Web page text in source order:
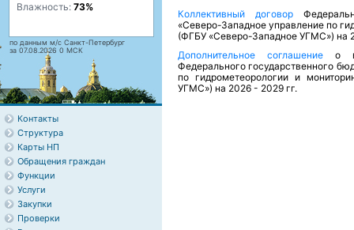
Влажность: 73%
по данным м/с Санкт-Петербург
за 07.08.2026 0 МСК
Контакты
Структура
Карты НП
Обращения граждан
Функции
Услуги
Закупки
Проверки
Коллективный договор
«Северо-Западное управление по
(ФГБУ «Северо-Западное УГМС») на
Дополнительное соглашение
о
Федерального государственного
по гидрометеорологии и
УГМС») на 2026 - 2029 гг.